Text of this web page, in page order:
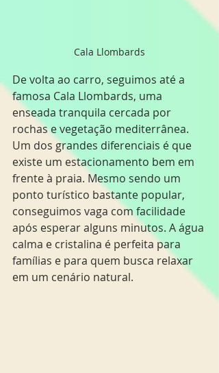
Cala Llombards
De volta ao carro, seguimos até a
famosa Cala Llombards, uma
enseada tranquila cercada por
rochas e vegetação mediterrânea.
Um dos grandes diferenciais é que
existe um estacionamento bem em
frente à praia. Mesmo sendo um
ponto turístico bastante popular,
conseguimos vaga com facilidade
após esperar alguns minutos. A água
calma e cristalina é perfeita para
famílias e para quem busca relaxar
em um cenário natural.